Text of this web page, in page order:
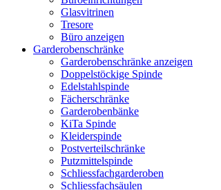
Glasvitrinen
Tresore
Büro anzeigen
Garderobenschränke
Garderobenschränke anzeigen
Doppelstöckige Spinde
Edelstahlspinde
Fächerschränke
Garderobenbänke
KiTa Spinde
Kleiderspinde
Postverteilschränke
Putzmittelspinde
Schliessfachgarderoben
Schliessfachsäulen